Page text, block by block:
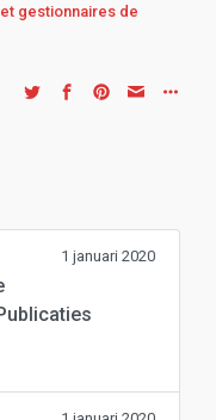
gestionnaires de
1 januari 2020